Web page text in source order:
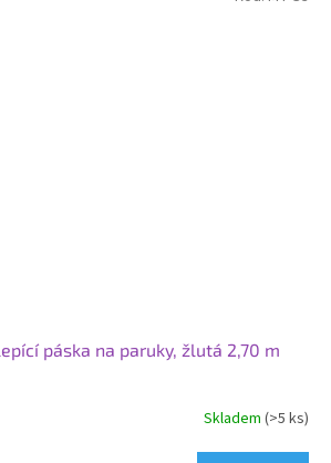
páska na paruky, žlutá 2,70 m
Skladem (>5 ks)